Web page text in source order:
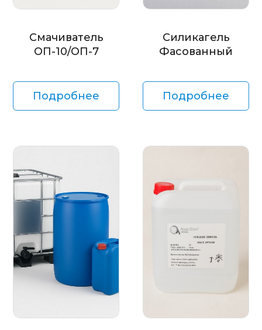
Смачиватель
ОП-10/ОП-7
Подробнее
Силикагель
Фасованный
Подробнее